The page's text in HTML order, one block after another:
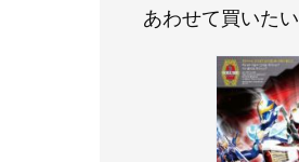
あわせて買いたい